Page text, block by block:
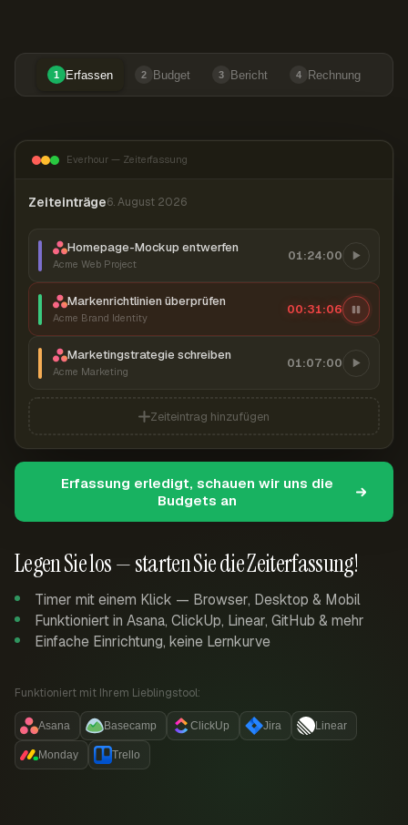
1 Erfassen 2 Budget 3 Bericht 4 Rechnung
Legen Sie los — starten Sie die Zeiterfassung!
Timer mit einem Klick — Browser, Desktop & Mobil
Funktioniert in Asana, ClickUp, Linear, GitHub & mehr
Einfache Einrichtung, keine Lernkurve
Funktioniert mit Ihrem Lieblingstool:
Asana Basecamp ClickUp Jira Linear
Monday Trello
Everhour — Zeiterfassung
Zeiteinträge6. August 2026
Homepage-Mockup entwerfen
Acme Web Project
01:24:00
Markenrichtlinien überprüfen
Acme Brand Identity
00:31:07
Marketingstrategie schreiben
Acme Marketing
01:07:00
Zeiteintrag hinzufügen
Erfassung erledigt, schauen wir uns die
Budgets an